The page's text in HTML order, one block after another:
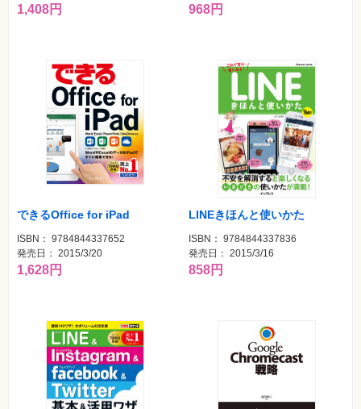
1,408円 968円
できるOffice for iPad
ISBN： 9784844337652
発売日： 2015/3/20
1,628円
LINEきほんと使いかた
ISBN： 9784844337836
発売日： 2015/3/16
858円